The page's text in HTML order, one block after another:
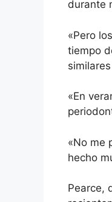
durante
«Pero
tiempo
«En
«No me
hecho
Pearce,